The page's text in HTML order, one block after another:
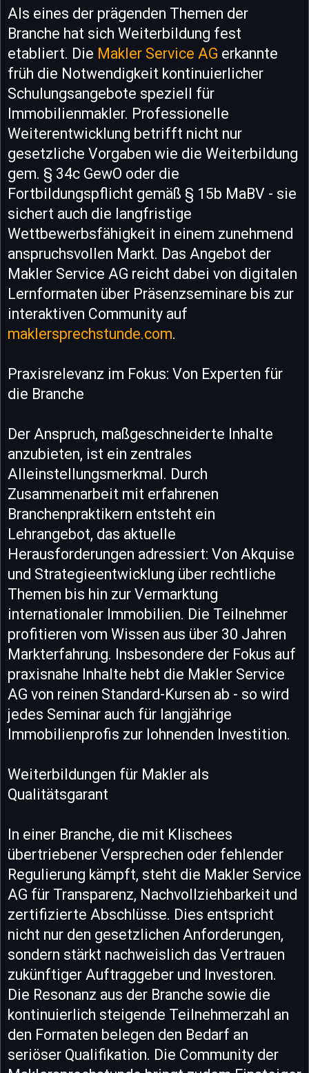
Als eines der prägenden Themen der
Branche hat sich Weiterbildung fest
etabliert. Die Makler Service AG erkannte
früh die Notwendigkeit kontinuierlicher
Schulungsangebote speziell für
Immobilienmakler. Professionelle
Weiterentwicklung betrifft nicht nur
gesetzliche Vorgaben wie die Weiterbildung
gem. § 34c GewO oder die
Fortbildungspflicht gemäß § 15b MaBV - sie
sichert auch die langfristige
Wettbewerbsfähigkeit in einem zunehmend
anspruchsvollen Markt. Das Angebot der
Makler Service AG reicht dabei von digitalen
Lernformaten über Präsenzseminare bis zur
interaktiven Community auf
maklersprechstunde.com.
Praxisrelevanz im Fokus: Von Experten für
die Branche
Der Anspruch, maßgeschneiderte Inhalte
anzubieten, ist ein zentrales
Alleinstellungsmerkmal. Durch
Zusammenarbeit mit erfahrenen
Branchenpraktikern entsteht ein
Lehrangebot, das aktuelle
Herausforderungen adressiert: Von Akquise
und Strategieentwicklung über rechtliche
Themen bis hin zur Vermarktung
internationaler Immobilien. Die Teilnehmer
profitieren vom Wissen aus über 30 Jahren
Markterfahrung. Insbesondere der Fokus auf
praxisnahe Inhalte hebt die Makler Service
AG von reinen Standard-Kursen ab - so wird
jedes Seminar auch für langjährige
Immobilienprofis zur lohnenden Investition.
Weiterbildungen für Makler als
Qualitätsgarant
In einer Branche, die mit Klischees
übertriebener Versprechen oder fehlender
Regulierung kämpft, steht die Makler Service
AG für Transparenz, Nachvollziehbarkeit und
zertifizierte Abschlüsse. Dies entspricht
nicht nur den gesetzlichen Anforderungen,
sondern stärkt nachweislich das Vertrauen
zukünftiger Auftraggeber und Investoren.
Die Resonanz aus der Branche sowie die
kontinuierlich steigende Teilnehmerzahl an
den Formaten belegen den Bedarf an
seriöser Qualifikation. Die Community der